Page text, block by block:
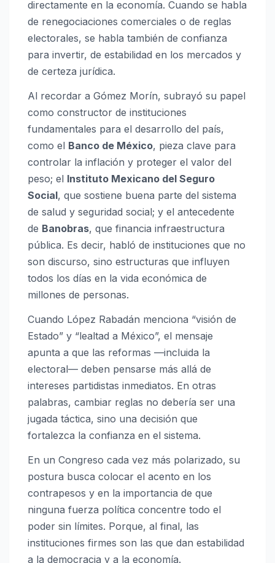
directamente en la economía. Cuando se habla
de renegociaciones comerciales o de reglas
electorales, se habla también de confianza
para invertir, de estabilidad en los mercados y
de certeza jurídica.
Al recordar a Gómez Morín, subrayó su papel
como constructor de instituciones
fundamentales para el desarrollo del país,
como el Banco de México, pieza clave para
controlar la inflación y proteger el valor del
peso; el Instituto Mexicano del Seguro
Social, que sostiene buena parte del sistema
de salud y seguridad social; y el antecedente
de Banobras, que financia infraestructura
pública. Es decir, habló de instituciones que no
son discurso, sino estructuras que influyen
todos los días en la vida económica de
millones de personas.
Cuando López Rabadán menciona “visión de
Estado” y “lealtad a México”, el mensaje
apunta a que las reformas —incluida la
electoral— deben pensarse más allá de
intereses partidistas inmediatos. En otras
palabras, cambiar reglas no debería ser una
jugada táctica, sino una decisión que
fortalezca la confianza en el sistema.
En un Congreso cada vez más polarizado, su
postura busca colocar el acento en los
contrapesos y en la importancia de que
ninguna fuerza política concentre todo el
poder sin límites. Porque, al final, las
instituciones firmes son las que dan estabilidad
a la democracia y a la economía.